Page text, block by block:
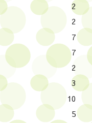
2
2
7
7
2
3
10
5